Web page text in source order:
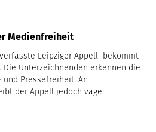
Medienfreiheit
Leipziger Appell bekommt
Unterzeichnenden erkennen die
Pressefreiheit. An
der Appell jedoch vage.